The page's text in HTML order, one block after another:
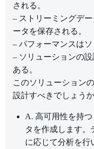
される。
– ストリーミングデ
ータを保存される。
– パフォーマンスは
– ソリューションの
ある。
このソリューション
設計すべきでしょう
A. 高可用性を持つ
タを作成します。
に応じて分析を行